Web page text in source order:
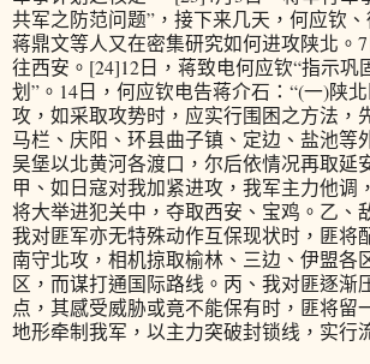
共军之防范问题”，接下来几天，何应钦、
蒋鼎文等人又在密集研究如何进攻陕北。
往西安。[24]12日，蒋致电何应钦“指示巩
划”。14日，何应钦电告蒋介石：“(一)陕
攻，如采取攻势时，应实行围困之方法，
马栏、庆阳、环县曲子镇、定边、盐池等
吴堡以北黄河各渡口，尔后依情况再取延
甲、如日寇对我加紧进攻，我军主力他调
将大举进犯关中，夺取西安、宝鸡。乙、
我对匪军亦无特殊动作互保现状时，匪将
南守北攻，相机掠取榆林、三边、伊盟各
区，而谋打通国际路线。丙、我对匪逐渐
点，其感受威胁或竟不能保有时，匪将留
地形牵制我军，以主力突破封锁线，实行